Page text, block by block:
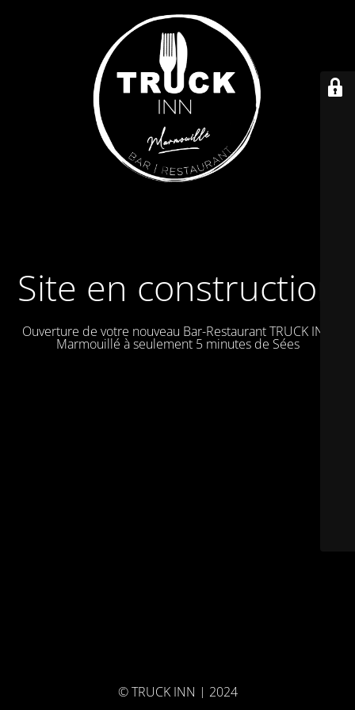
Site en construction
Ouverture de votre nouveau Bar-Restaurant TRUCK IN à
Marmouillé à seulement 5 minutes de Sées
© TRUCK INN | 2024